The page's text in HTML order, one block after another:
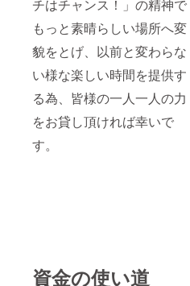
チはチャンス！」の精神で
もっと素晴らしい場所へ変
貌をとげ、以前と変わらな
い様な楽しい時間を提供す
る為、皆様の一人一人の力
をお貸し頂ければ幸いで
す。
資金の使い道